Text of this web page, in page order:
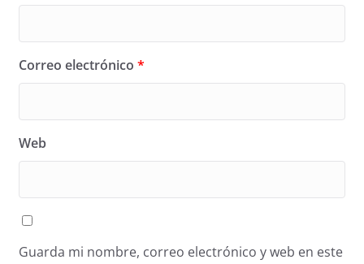
Correo electrónico *
Web
Guarda mi nombre, correo electrónico y web en este